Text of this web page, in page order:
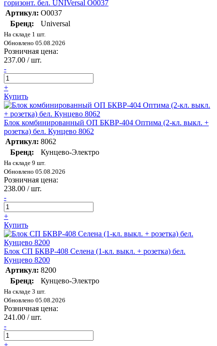
горизонт. бел. UNIVersal О0037
Артикул: О0037
Бренд:
Universal
На складе 1 шт.
Обновлено 05.08.2026
Розничная цена:
237.00 / шт.
-
+
Купить
Блок комбинированный ОП БКВР-404 Оптима (2-кл. выкл. +
розетка) бел. Кунцево 8062
Артикул: 8062
Бренд:
Кунцево-Электро
На складе 9 шт.
Обновлено 05.08.2026
Розничная цена:
238.00 / шт.
-
+
Купить
Блок СП БКВР-408 Селена (1-кл. выкл. + розетка) бел.
Кунцево 8200
Артикул: 8200
Бренд:
Кунцево-Электро
На складе 3 шт.
Обновлено 05.08.2026
Розничная цена:
241.00 / шт.
-